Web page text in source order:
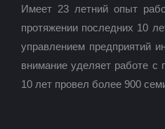
Имеет 23 летний опыт
протяжении последних 10
управлением предприятий
внимание уделяет работе с
10 лет провел более 900